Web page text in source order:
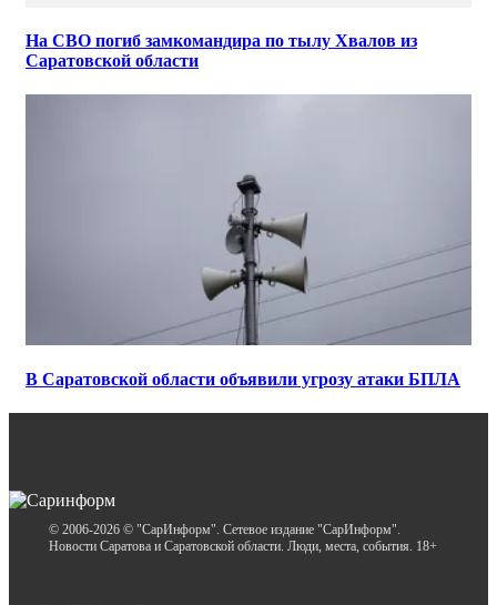
На СВО погиб замкомандира по тылу Хвалов из
Саратовской области
В Саратовской области объявили угрозу атаки БПЛА
© 2006-2026 © "СарИнформ". Сетевое издание "СарИнформ".
Новости Саратова и Саратовской области. Люди, места, события. 18+